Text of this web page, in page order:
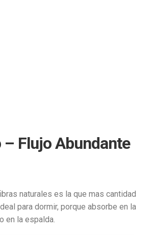
Flujo Abundante
naturales es la que mas cantidad
para dormir, porque absorbe en la
en la espalda.